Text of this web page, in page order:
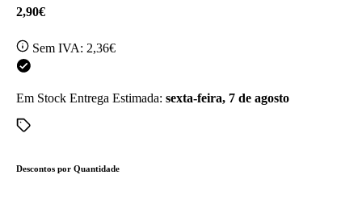
2,90€
Sem IVA: 2,36€
Em Stock Entrega Estimada: sexta-feira, 7 de agosto
Descontos por Quantidade